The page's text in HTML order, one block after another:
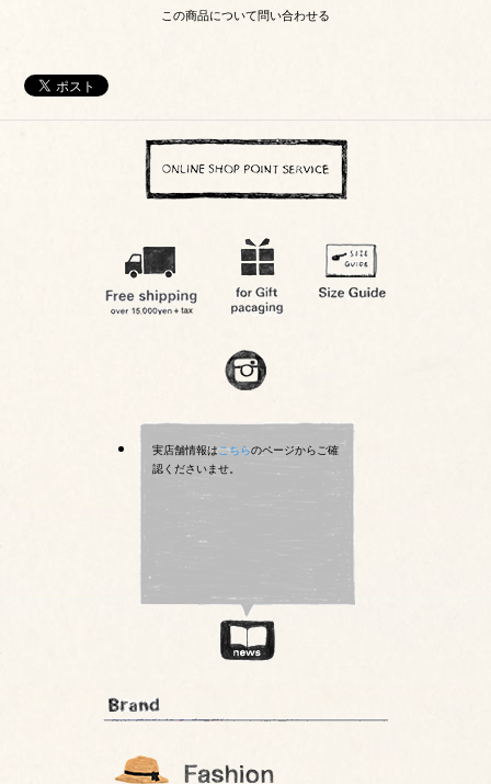
この商品について問い合わせる
実店舗情報はこちらのページからご確
認くださいませ。